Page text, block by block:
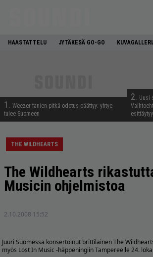
HAASTATTELU JYTÄKESÄ GO-GO
1. Weezer-fanien pitkä odotus päättyy: yhtye
tulee Suomeen
2. Uusi
THE WILDHEARTS
The Wildhearts
Musicin ohjelmistoa
2.10.2008 15:52
Juuri Suomessa konsertoinut brittiläinenThe
myös Lost In Music -häppeningiin Tampereelle 24.